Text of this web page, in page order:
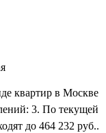
квартир в Москве
3. По текущей
до 464 232 руб..